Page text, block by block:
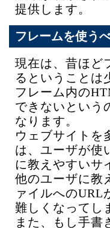
提供します。
フレームを使う
現在は、昔ほど
るということは
フレーム内の
できないという
なります。
ウェブサイトを
は、ユーザが使
に教えやすいサ
他のユーザに教
ァイルへのURL
難しくなってし
また、もし手書